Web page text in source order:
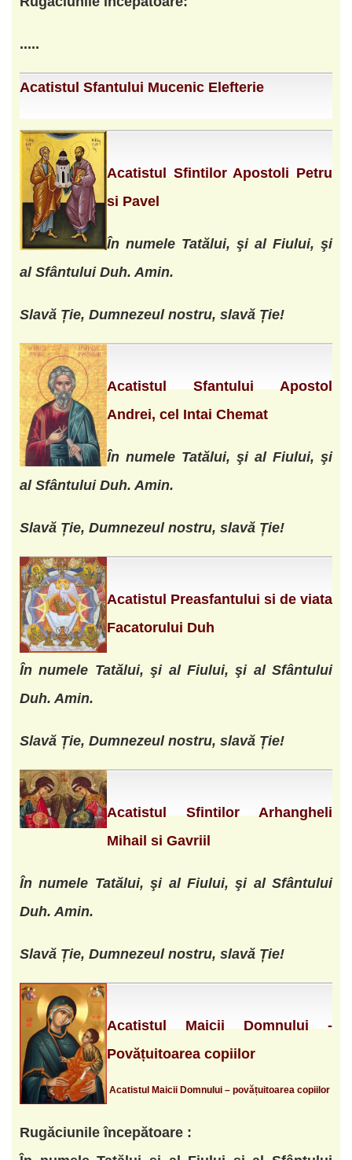
.....
Acatistul Sfantului Mucenic Elefterie
Acatistul Sfintilor Apostoli Petru
si Pavel
În numele Tatălui, şi al Fiului, şi
al Sfântului Duh. Amin.
Slavă Ție, Dumnezeul nostru, slavă Ție!
Acatistul Sfantului Apostol
Andrei, cel Intai Chemat
În numele Tatălui, şi al Fiului, şi
al Sfântului Duh. Amin.
Slavă Ție, Dumnezeul nostru, slavă Ție!
Acatistul Preasfantului si de viata
Facatorului Duh
În numele Tatălui, şi al Fiului, şi al Sfântului
Duh. Amin.
Slavă Ție, Dumnezeul nostru, slavă Ție!
Acatistul Sfintilor Arhangheli
Mihail si Gavriil
În numele Tatălui, şi al Fiului, şi al Sfântului
Duh. Amin.
Slavă Ție, Dumnezeul nostru, slavă Ție!
Acatistul Maicii Domnului -
Povățuitoarea copiilor
Acatistul Maicii Domnului – povățuitoarea copiilor
Rugăciunile începătoare :